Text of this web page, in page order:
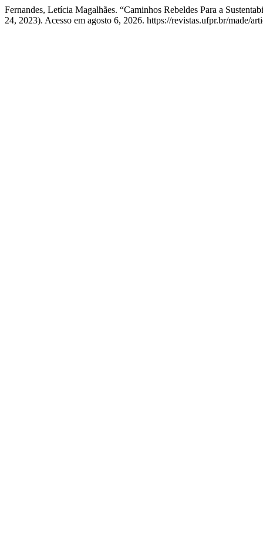
Fernandes, Letícia Magalhães. “Caminhos Rebeldes Para a
24, 2023). Acesso em agosto 6, 2026. https://revistas.ufpr.br/made/